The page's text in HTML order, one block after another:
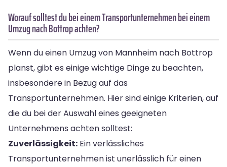
Worauf solltest du bei einem Transportunternehmen bei einem
Umzug nach Bottrop achten?
Wenn du einen Umzug von Mannheim nach Bottrop
planst, gibt es einige wichtige Dinge zu beachten,
insbesondere in Bezug auf das
Transportunternehmen. Hier sind einige Kriterien, auf
die du bei der Auswahl eines geeigneten
Unternehmens achten solltest:
Zuverlässigkeit: Ein verlässliches
Transportunternehmen ist unerlässlich für einen